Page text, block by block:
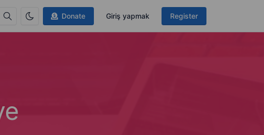
Donate Giriş yapmak Register